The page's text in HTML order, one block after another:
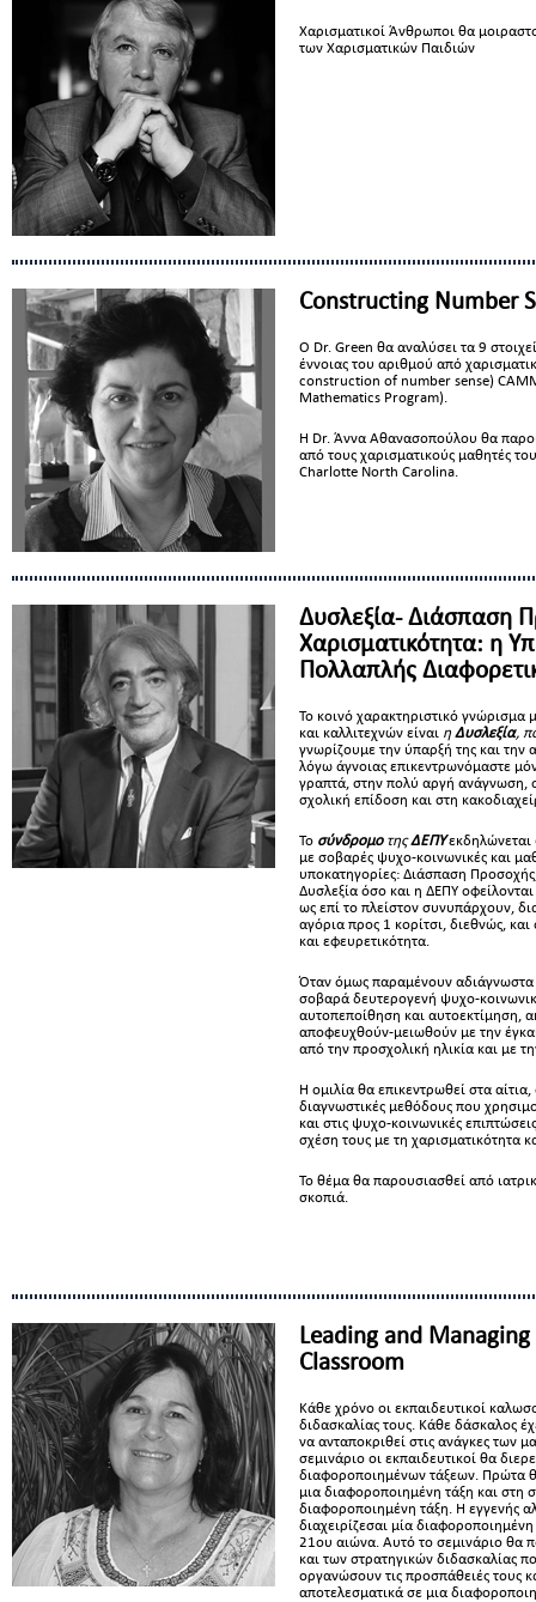
Χαρισματικοί Άνθρωποι θα
των Χαρισματικών Παιδιών
Constructing Number
Ο Dr. Green θα αναλύσει τα 9
έννοιας του αριθμού από
construction of number sense)
Mathematics Program).
Η Dr. Άννα Αθανασοπούλου θα
από τους χαρισματικούς μαθητές
Charlotte North Carolina.
Δυσλεξία- Διάσπαση
Χαρισματικότητα: η
Πολλαπλής
Το κοινό χαρακτηριστικό
και καλλιτεχνών είναι η Δυσλεξία,
γνωρίζουμε την ύπαρξή της και την
λόγω άγνοιας επικεντρωνόμαστε
γραπτά, στην πολύ αργή ανάγνωση,
σχολική επίδοση και στη
Το σύνδρομο τηςΔΕΠΥ
με σοβαρές ψυχο-κοινωνικές και
υποκατηγορίες: Διάσπαση
Δυσλεξία όσο και η ΔΕΠΥ
ως επί το πλείστον συνυπάρχουν,
αγόρια προς 1 κορίτσι, διεθνώς,
και εφευρετικότητα.
Όταν όμως παραμένουν αδιάγνωστα
σοβαρά δευτερογενή ψυχο-
αυτοπεποίθηση και αυτοεκτίμηση,
αποφευχθούν-μειωθούν με την
από την προσχολική ηλικία και με
Η ομιλία θα επικεντρωθεί στα
διαγνωστικές μεθόδους που
και στις ψυχο-κοινωνικές
σχέση τους με τη χαρισματικότητα
Το θέμα θα παρουσιασθεί από
σκοπιά.
Leading and
Classroom
Κάθε χρόνο οι εκπαιδευτικοί
διδασκαλίας τους. Κάθε δάσκαλος
να ανταποκριθεί στις ανάγκες των
σεμινάριο οι εκπαιδευτικοί θα
διαφοροποιημένων τάξεων. Πρώτα
μια διαφοροποιημένη τάξη και στη
διαφοροποιημένη τάξη. Η εγγενής
διαχειρίζεσαι μία
21ου αιώνα. Αυτό το σεμινάριο θα
και των στρατηγικών διδασκαλίας
οργανώσουν τις προσπάθειές τους
αποτελεσματικά σε μια